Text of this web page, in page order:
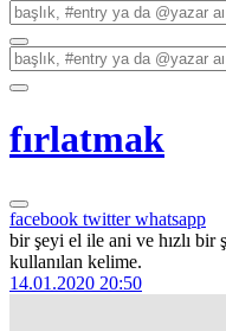
fırlatmak
facebook twitterwhatsapp
bir şeyi el ile ani ve hızlı bir
kullanılan kelime.
14.01.2020 20:50